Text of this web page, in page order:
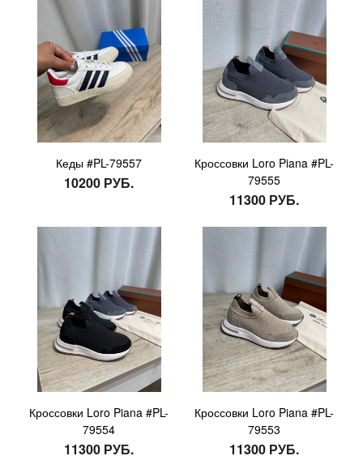
Кеды #PL-79557
10200 РУБ.
Кроссовки Loro Piana #PL-
79555
11300 РУБ.
Кроссовки Loro Piana #PL-
79554
11300 РУБ.
Кроссовки Loro Piana #PL-
79553
11300 РУБ.